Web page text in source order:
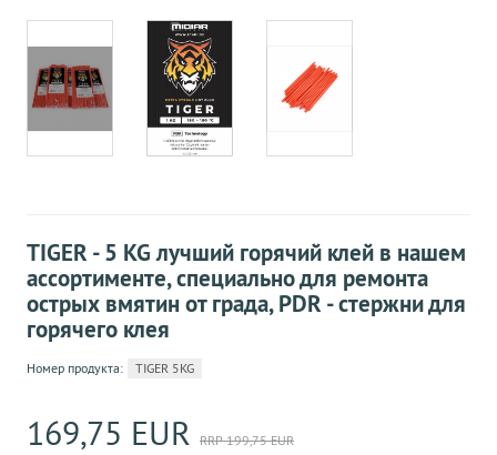
TIGER - 5 KG лучший горячий клей в нашем
ассортименте, специально для ремонта
острых вмятин от града, PDR - стержни для
горячего клея
Номер продукта: TIGER 5KG
169,75 EUR RRP 199,75 EUR